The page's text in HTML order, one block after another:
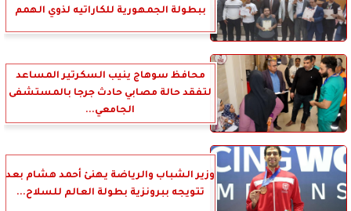
ببطولة الجمهورية للكاراتيه لذوي الهمم
محافظ سوهاج ينيب السكرتير المساعد
لتفقد حالة مصابي حادث جرجا بالمستشفى
الجامعي...
وزير الشباب والرياضة يهنئ أحمد هشام بعد
تتويجه ببرونزية بطولة العالم للسلاح...